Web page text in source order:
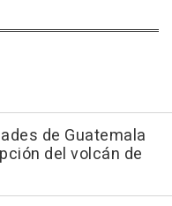
de Guatemala
del volcán de